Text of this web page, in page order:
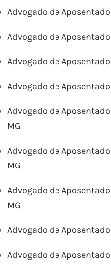
Advogado de
Advogado de
Advogado de
Advogado de
Advogado de
MG
Advogado de
MG
Advogado de
MG
Advogado de
Advogado de